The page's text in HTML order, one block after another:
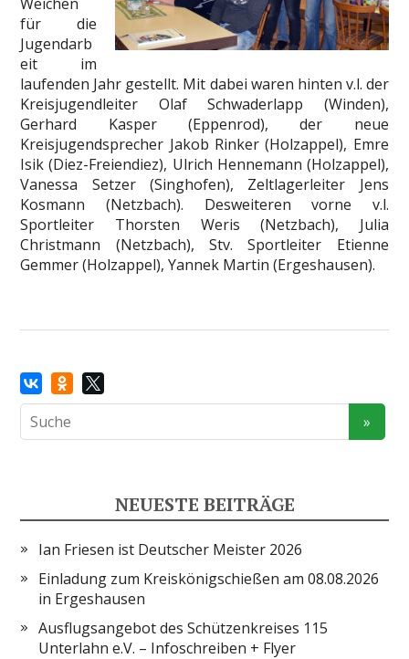
für die
Jugendarb
eit im
laufenden Jahr gestellt. Mit dabei waren hinten v.l. der
Kreisjugendleiter Olaf Schwaderlapp (Winden),
Gerhard Kasper (Eppenrod), der neue
Kreisjugendsprecher Jakob Rinker (Holzappel), Emre
Isik (Diez-Freiendiez), Ulrich Hennemann (Holzappel),
Vanessa Setzer (Singhofen), Zeltlagerleiter Jens
Kosmann (Netzbach). Desweiteren vorne v.l.
Sportleiter Thorsten Weris (Netzbach), Julia
Christmann (Netzbach), Stv. Sportleiter Etienne
Gemmer (Holzappel), Yannek Martin (Ergeshausen).
NEUESTE BEITRÄGE
Ian Friesen ist Deutscher Meister 2026
Einladung zum Kreiskönigschießen am 08.08.2026
in Ergeshausen
Ausflugsangebot des Schützenkreises 115
Unterlahn e.V. – Infoschreiben + Flyer